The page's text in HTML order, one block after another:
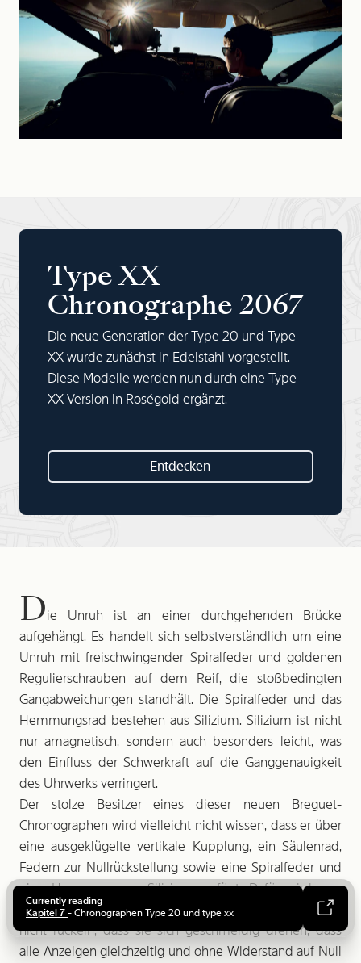
Montieren des Säulenrads auf dem Uhrwerk.
Up:
Der heutige Chronograph Breguet Type XX, der den Stil seines
Vorgängers übernimmt, ist leicht daran zu erkennen, dass er
während die Militärver­sion Type 20 nur zwei Zähler besaß.
Type XX
Chronographe 2067
Die neue Generation der Type 20 und Type
XX wurde zunächst in Edelstahl vorgestellt.
Diese Modelle werden nun durch eine Type
XX-Version in Roségold ergänzt.
Entdecken
Die Unruh ist an einer durchgehenden Brücke
aufgehängt. Es handelt sich selbstverständlich um eine
Unruh mit freischwingender Spiralfeder und goldenen
Regulier­schrauben auf dem Reif, die stoßbedingten
Gan­g­abweichungen standhält. Die Spiralfeder und das
Hemmungsrad bestehen aus Silizium. Silizium ist nicht
nur amagnetisch, sondern auch besonders leicht, was
den Einfluss der Schwerkraft auf die Ganggenauigkeit
des Uhrwerks verringert.
Der stolze Besitzer eines dieser neuen Breguet-
Chronographen wird vielleicht nicht wissen, dass er über
eine ausgeklügelte vertikale Kupplung, ein Säulenrad,
Federn zur Nullrückstellung sowie eine Spiralfeder und
eine Hemmung aus Silizium verfügt. Dafür wird er ­
bemerken, dass die Zeiger beim Starten und Stoppen
nicht ruckeln, dass sie sich geschmeidig drehen, dass
alle Anzeigen gleichzeitig und ohne Widerstand auf Null
Currently reading
Kapitel 7
- Chrono­graphen Type 20 und type xx